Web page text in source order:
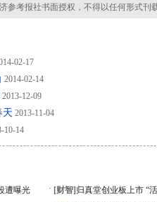
参考报社书面授权，不得以任何形式刊
02-17
2014-02-14
2013-12-09
天 2013-11-04
10-14
遭曝光 · [财智] 归真堂创业板上市 “